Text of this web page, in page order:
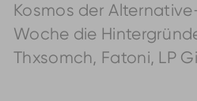
Kosmos der
Woche die
Thxsomch, Fatoni, LP